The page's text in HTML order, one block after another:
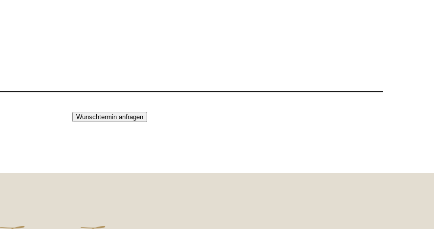
Wunschtermin anfragen